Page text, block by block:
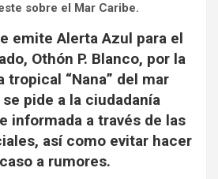
sobre el Mar Caribe.
emite Alerta Azul para el
Othón P. Blanco, por la
tropical “Nana” del mar
se pide a la ciudadanía
informada a través de las
así como evitar hacer
caso a rumores.